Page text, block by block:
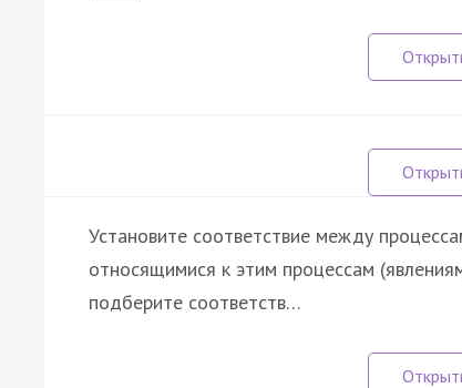
Установите соответствие между
относящимися к этим процессам
подберите соответств…